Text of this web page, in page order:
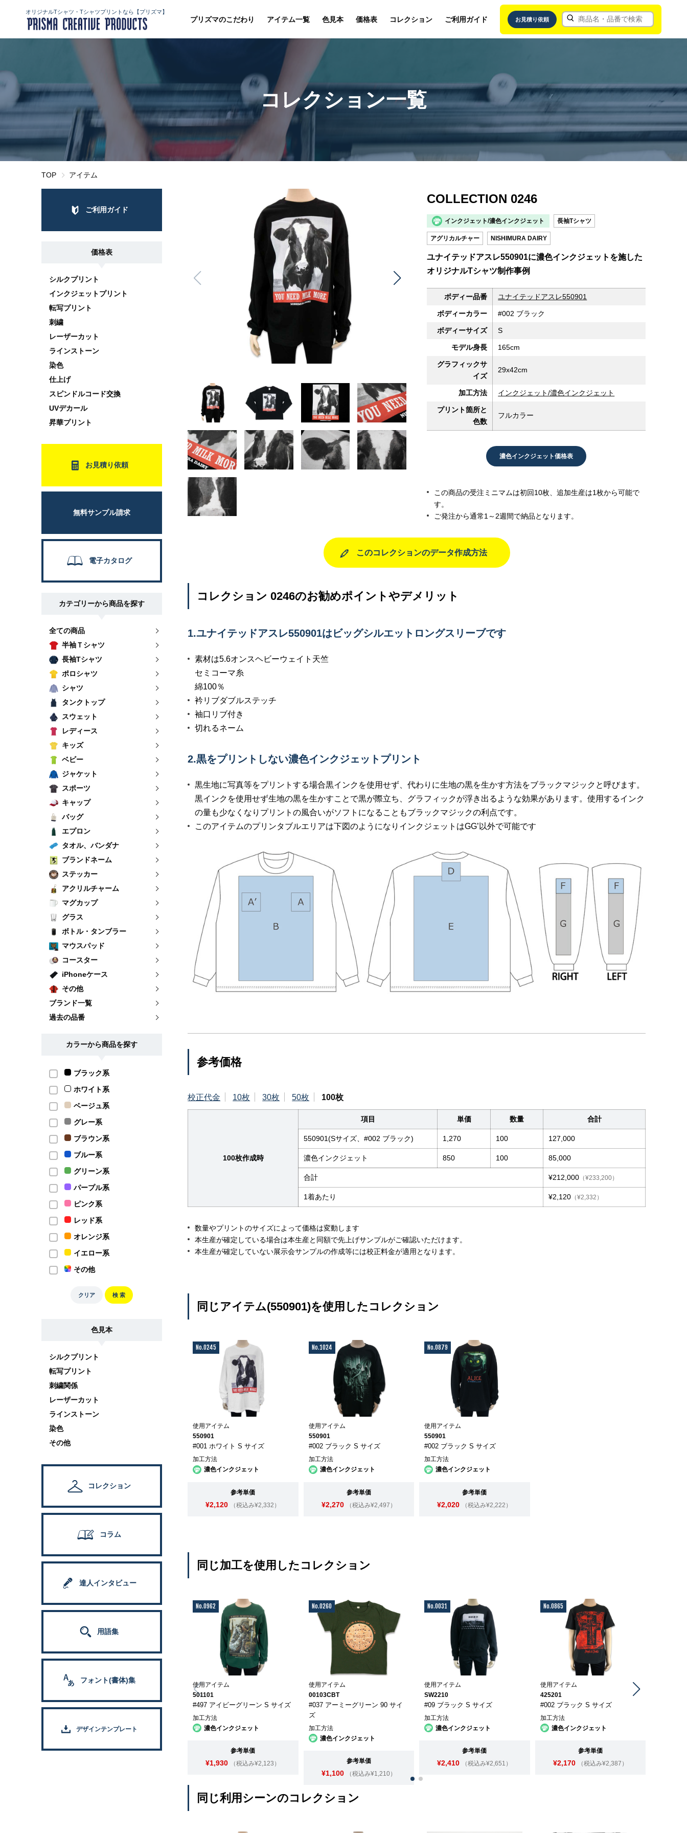
オリジナルTシャツ・Tシャツプリントなら【プリズマ】
プリズマのこだわり アイテム一覧 色見本 価格表 コレクション ご利用ガイド お見積り依頼
コレクション一覧
TOP アイテム
ご利用ガイド
価格表
シルクプリント
インクジェットプリント
転写プリント
刺繍
レーザーカット
ラインストーン
染色
仕上げ
スピンドルコード交換
UVデカール
昇華プリント
お見積り依頼
無料サンプル請求
電子カタログ
カテゴリーから商品を探す
全ての商品
半袖Ｔシャツ
長袖Tシャツ
ポロシャツ
シャツ
タンクトップ
スウェット
レディース
キッズ
ベビー
ジャケット
スポーツ
キャップ
バッグ
エプロン
タオル、バンダナ
ブランドネーム
ステッカー
アクリルチャーム
マグカップ
グラス
ボトル・タンブラー
マウスパッド
コースター
iPhoneケース
その他
ブランド一覧
過去の品番
カラーから商品を探す
ブラック系
ホワイト系
ベージュ系
グレー系
ブラウン系
ブルー系
グリーン系
パープル系
ピンク系
レッド系
オレンジ系
イエロー系
その他
クリア 検 索
色見本
シルクプリント
転写プリント
刺繍関係
レーザーカット
ラインストーン
染色
その他
コレクション
コラム
達人インタビュー
用語集
フォント(書体)集
デザインテンプレート
COLLECTION 0246
インクジェット/濃色インクジェット 長袖Tシャツ
アグリカルチャー NISHIMURA DAIRY
ユナイテッドアスレ550901に濃色インクジェットを施した
オリジナルTシャツ制作事例
ボディー品番 ユナイテッドアスレ550901
ボディーカラー #002 ブラック
ボディーサイズ S
モデル身長 165cm
グラフィックサ
イズ
29x42cm
加工方法 インクジェット/濃色インクジェット
プリント箇所と
色数
フルカラー
濃色インクジェット価格表
この商品の受注ミニマムは初回10枚、追加生産は1枚から可能で
す。
ご発注から通常1～2週間で納品となります。
このコレクションのデータ作成方法
コレクション 0246のお勧めポイントやデメリット
1.ユナイテッドアスレ550901はビッグシルエットロングスリーブです
素材は5.6オンスヘビーウェイト天竺
セミコーマ糸
綿100％
衿リブダブルステッチ
袖口リブ付き
切れるネーム
2.黒をプリントしない濃色インクジェットプリント
黒生地に写真等をプリントする場合黒インクを使用せず、代わりに生地の黒を生かす方法をブラックマジックと呼びます。
黒インクを使用せず生地の黒を生かすことで黒が際立ち、グラフィックが浮き出るような効果があります。使用するインク
の量も少なくなりプリントの風合いがソフトになることもブラックマジックの利点です。
このアイテムのプリンタブルエリアは下図のようになりインクジェットはGG’以外で可能です
参考価格
校正代金 10枚 30枚 50枚 100枚
100枚作成時
項目 単価 数量 合計
550901(Sサイズ、#002 ブラック) 1,270 100 127,000
濃色インクジェット 850 100 85,000
合計 ¥212,000 （¥233,200）
1着あたり ¥2,120 （¥2,332）
数量やプリントのサイズによって価格は変動します
本生産が確定している場合は本生産と同額で先上げサンプルがご確認いただけます。
本生産が確定していない展示会サンプルの作成等には校正料金が適用となります。
同じアイテム(550901)を使用したコレクション
No.0245
使用アイテム
550901
#001 ホワイト S サイズ
加工方法
濃色インクジェット
参考単価
¥2,120 （税込み¥2,332）
No.1024
使用アイテム
550901
#002 ブラック S サイズ
加工方法
濃色インクジェット
参考単価
¥2,270 （税込み¥2,497）
No.0879
使用アイテム
550901
#002 ブラック S サイズ
加工方法
濃色インクジェット
参考単価
¥2,020 （税込み¥2,222）
同じ加工を使用したコレクション
No.0962
使用アイテム
501101
#497 アイビーグリーン S サイズ
加工方法
濃色インクジェット
参考単価
¥1,930 （税込み¥2,123）
No.0260
使用アイテム
00103CBT
#037 アーミーグリーン 90 サイ
ズ
加工方法
濃色インクジェット
参考単価
¥1,100 （税込み¥1,210）
No.0031
使用アイテム
SW2210
#09 ブラック S サイズ
加工方法
濃色インクジェット
参考単価
¥2,410 （税込み¥2,651）
No.0865
使用アイテム
425201
#002 ブラック S サイズ
加工方法
濃色インクジェット
参考単価
¥2,170 （税込み¥2,387）
同じ利用シーンのコレクション